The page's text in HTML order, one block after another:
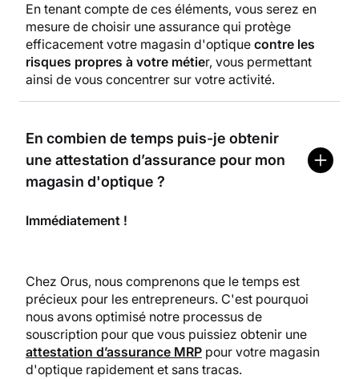
En tenant compte de ces éléments, vous serez en
mesure de choisir une assurance qui protège
efficacement votre magasin d'optique contre les
risques propres à votre métier, vous permettant
ainsi de vous concentrer sur votre activité.
En combien de temps puis-je obtenir
une attestation d’assurance pour mon
magasin d'optique ?
Immédiatement !
Chez Orus, nous comprenons que le temps est
précieux pour les entrepreneurs. C'est pourquoi
nous avons optimisé notre processus de
souscription pour que vous puissiez obtenir une
attestation d’assurance MRP pour votre magasin
d'optique rapidement et sans tracas.